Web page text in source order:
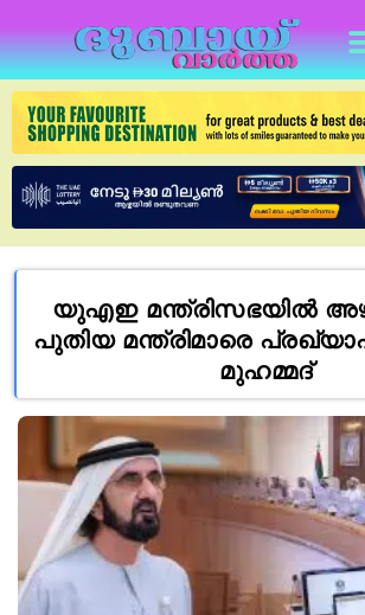
യുഎഇ മന്ത്രിസഭയില്‍
പുതിയ മന്ത്രിമാരെ
മുഹമ്മദ്